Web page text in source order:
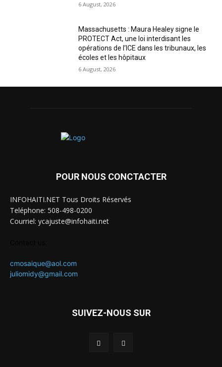
6 August, 2026
Massachusetts : Maura Healey signe le
PROTECT Act, une loi interdisant les
opérations de l’ICE dans les tribunaux, les
écoles et les hôpitaux
6 August, 2026
POUR NOUS CONCTACTER
INFOHAITI.NET Tous Droits Réservés
Teléphone: 508-498-0200
Courriel: ycajuste@infohaiti.net
cmosaique@aol.com
juliomidy@gmail.com
SUIVEZ-NOUS SUR